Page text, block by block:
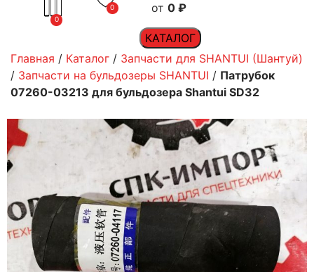
0
0 0 ₽
КАТАЛОГ
Главная / Каталог / Запчасти для SHANTUI (Шантуй)
/ Запчасти на бульдозеры SHANTUI / Патрубок
07260-03213 для бульдозера Shantui SD32